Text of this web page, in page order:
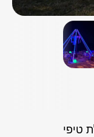
טיפי